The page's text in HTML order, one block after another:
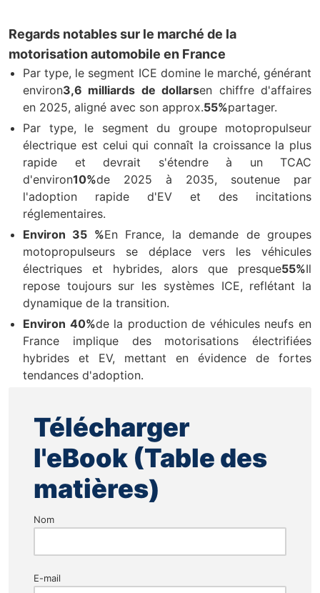
Regards notables sur le marché de la
motorisation automobile en France
Par type, le segment ICE domine le marché, générant
environ3,6 milliards de dollarsen chiffre d'affaires
en 2025, aligné avec son approx.55%partager.
Par type, le segment du groupe motopropulseur
électrique est celui qui connaît la croissance la plus
rapide et devrait s'étendre à un TCAC
d'environ10%de 2025 à 2035, soutenue par
l'adoption rapide d'EV et des incitations
réglementaires.
Environ 35 %En France, la demande de groupes
motopropulseurs se déplace vers les véhicules
électriques et hybrides, alors que presque55%Il
repose toujours sur les systèmes ICE, reflétant la
dynamique de la transition.
Environ 40%de la production de véhicules neufs en
France implique des motorisations électrifiées
hybrides et EV, mettant en évidence de fortes
tendances d'adoption.
Télécharger
l'eBook (Table des
matières)
Nom
E-mail